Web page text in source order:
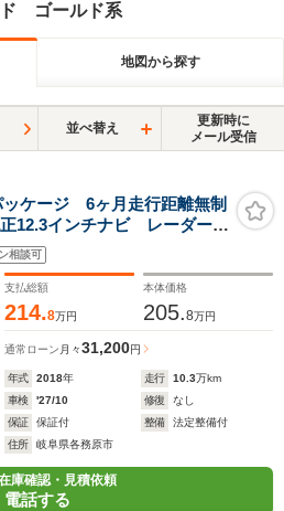
ゴールド系
地図から探す
並べ替え
更新時に
メール受信
ケージ 6ヶ月走行距離無制
12.3インチナビ レーダーク
減ブレーキ Bluetooth バ
ートヒーター シートエ
相談可
支払総額
214.8万円
本体価格
205.8万円
通常ローン 月々31,200円
年式 2018年 走行 10.3万km
車検
'27/10 修復
なし
保証
保証付 整備
法定整備付
住所
岐阜県各務原市
庫確認・見積依頼
電話する